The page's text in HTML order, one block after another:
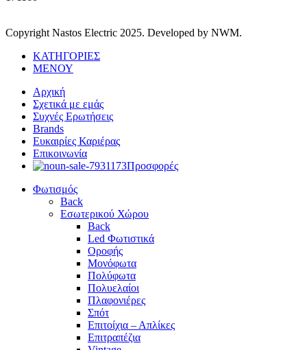
Copyright Nastos Electric 2025. Developed by NWM.
ΚΑΤΗΓΟΡΙΕΣ
ΜΕΝΟΥ
Αρχική
Σχετικά με εμάς
Συχνές Ερωτήσεις
Brands
Ευκαιρίες Καριέρας
Επικοινωνία
Προσφορές
Φωτισμός
Back
Εσωτερικού Χώρου
Back
Led Φωτιστικά
Οροφής
Μονόφωτα
Πολύφωτα
Πολυελαίοι
Πλαφονιέρες
Σπότ
Επιτοίχια – Απλίκες
Επιτραπέζια